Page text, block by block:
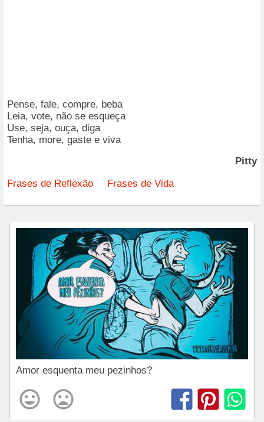
Pense, fale, compre, beba
Leia, vote, não se esqueça
Use, seja, ouça, diga
Tenha, more, gaste e viva
Pitty
Frases de Reflexão
Frases de Vida
Amor esquenta meu pezinhos?